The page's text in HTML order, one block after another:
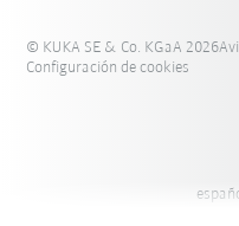
© KUKA SE & Co. KGaA 2026
Configuración de cookies